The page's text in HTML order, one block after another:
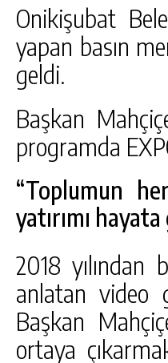
Onikişubat
yapan basın
geldi.
Başkan
programda
“Toplumun
yatırımı
2018 yılından
anlatan video
Başkan
ortaya